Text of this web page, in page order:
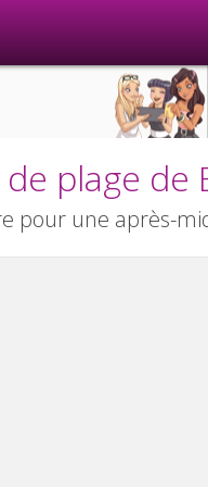
de plage de
pour une après-